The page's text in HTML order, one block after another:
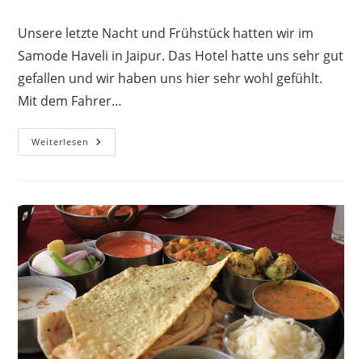
Unsere letzte Nacht und Frühstück hatten wir im
Samode Haveli in Jaipur. Das Hotel hatte uns sehr gut
gefallen und wir haben uns hier sehr wohl gefühlt.
Mit dem Fahrer…
Weiterlesen Fahrt
Von
Zwischenstopp
In
Bharatpur